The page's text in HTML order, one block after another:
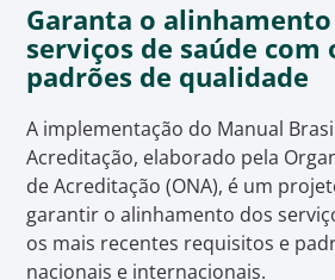
Garanta o alinhamento
serviços de saúde com
padrões de qualidade
A implementação do Manual
Acreditação, elaborado pela
de Acreditação (ONA), é um
garantir o alinhamento dos
os mais recentes requisitos e
nacionais e internacionais.